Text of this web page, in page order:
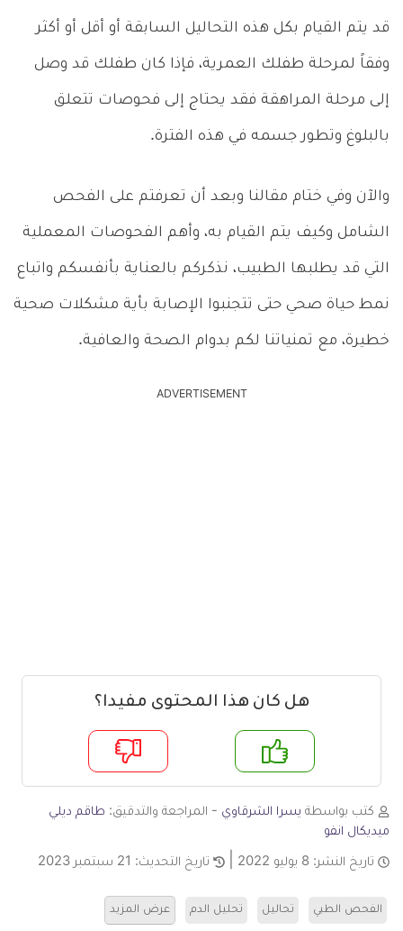
قد يتم القيام بكل هذه التحاليل السابقة أو أقل أو أكثر
وفقاً لمرحلة طفلك العمرية، فإذا كان طفلك قد وصل
إلى مرحلة المراهقة فقد يحتاج إلى فحوصات تتعلق
بالبلوغ وتطور جسمه في هذه الفترة.
والآن وفي ختام مقالنا وبعد أن تعرفتم على الفحص
الشامل وكيف يتم القيام به، وأهم الفحوصات المعملية
التي قد يطلبها الطبيب، نذكركم بالعناية بأنفسكم واتباع
نمط حياة صحي حتى تتجنبوا الإصابة بأية مشكلات صحية
خطيرة، مع تمنياتنا لكم بدوام الصحة والعافية.
ADVERTISEMENT
هل كان هذا المحتوى مفيدا؟
لا
كتب بواسطة يسرا الشرقاوي - المراجعة والتدقيق: طاقم ديلي
ميديكال انفو
تاريخ النشر: 8 يوليو 2022 تاريخ التحديث: 21 سبتمبر 2023
الفحص الطبي تحاليل تحليل الدم عرض المزيد